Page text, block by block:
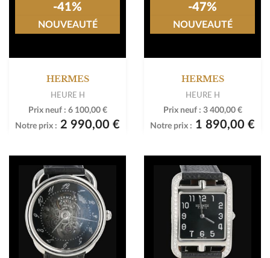
HERMES
HEURE H
Prix neuf : 6 100,00 €
Notre prix : 2 990,00 €
-41%
NOUVEAUTÉ
HERMES
HEURE H
Prix neuf : 3 400,00 €
Notre prix : 1 890,00 €
-47%
NOUVEAUTÉ